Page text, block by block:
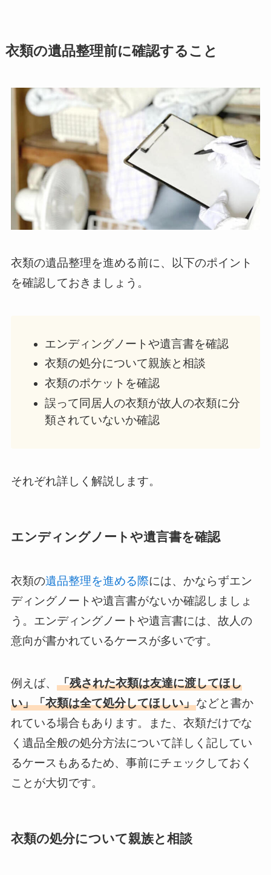
衣類の遺品整理前に確認すること
衣類の遺品整理を進める前に、以下のポイント
を確認しておきましょう。
エンディングノートや遺言書を確認
衣類の処分について親族と相談
衣類のポケットを確認
誤って同居人の衣類が故人の衣類に分
類されていないか確認
それぞれ詳しく解説します。
エンディングノートや遺言書を確認
衣類の遺品整理を進める際には、かならずエン
ディングノートや遺言書がないか確認しましょ
う。エンディングノートや遺言書には、故人の
意向が書かれているケースが多いです。
例えば、 「残された衣類は友達に渡してほし
い」「衣類は全て処分してほしい」などと書か
れている場合もあります。また、衣類だけでな
く遺品全般の処分方法について詳しく記してい
るケースもあるため、事前にチェックしておく
ことが大切です。
衣類の処分について親族と相談